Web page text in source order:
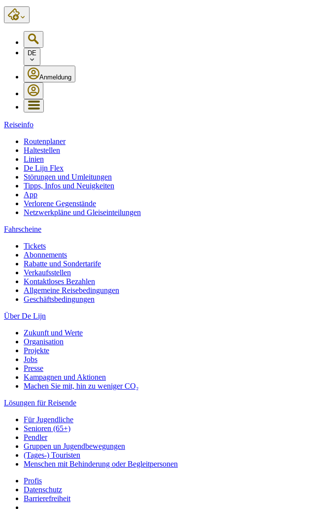
DE
Anmeldung
Reiseinfo
Routenplaner
Haltestellen
Linien
De Lijn Flex
Störungen und Umleitungen
Tipps, Infos und Neuigkeiten
App
Verlorene Gegenstände
Netzwerkpläne und Gleiseinteilungen
Fahrscheine
Tickets
Abonnements
Rabatte und Sondertarife
Verkaufsstellen
Kontaktloses Bezahlen
Allgemeine Reisebedingungen
Geschäftsbedingungen
Über De Lijn
Zukunft und Werte
Organisation
Projekte
Jobs
Presse
Kampagnen und Aktionen
Machen Sie mit, hin zu weniger CO₂
Lösungen für Reisende
Für Jugendliche
Senioren (65+)
Pendler
Gruppen un Jugendbewegungen
(Tages-) Touristen
Menschen mit Behinderung oder Begleitpersonen
Profis
Datenschutz
Barrierefreiheit